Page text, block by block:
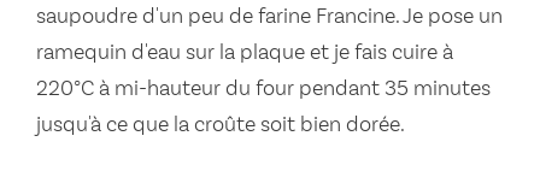
saupoudre d'un peu de farine Francine. Je pose un
ramequin d'eau sur la plaque et je fais cuire à
220°C à mi-hauteur du four pendant 35 minutes
jusqu'à ce que la croûte soit bien dorée.